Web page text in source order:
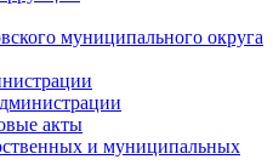
муниципального округа
акты
и муниципальных